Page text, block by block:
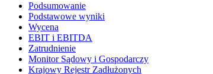
Podsumowanie
Podstawowe wyniki
Wycena
EBIT i EBITDA
Zatrudnienie
Monitor Sądowy i Gospodarczy
Krajowy Rejestr Zadłużonych